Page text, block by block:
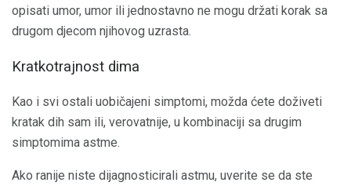
opisati umor, umor ili jednostavno ne mogu držati korak sa
drugom djecom njihovog uzrasta.
Kratkotrajnost dima
Kao i svi ostali uobičajeni simptomi, možda ćete doživeti
kratak dih sam ili, verovatnije, u kombinaciji sa drugim
simptomima astme.
Ako ranije niste dijagnosticirali astmu, uverite se da ste